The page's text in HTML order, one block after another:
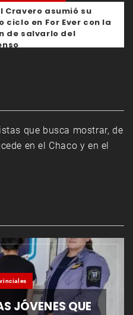
Cravero asumió su
ciclo en For Ever con la
de salvarlo del
que busca mostrar, de
en el Chaco y en el
JÓVENES QUE